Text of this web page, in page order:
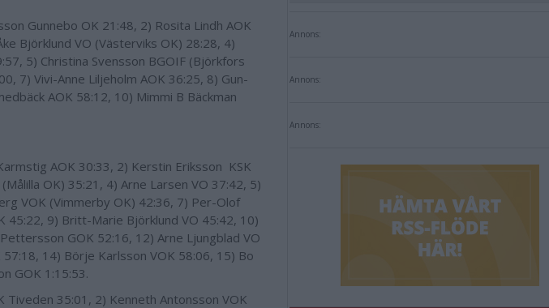
Gunnebo OK 21:48, 2) Rosita Lindh AOK
Björklund VO (Västerviks OK) 28:28, 4)
5) Christina Svensson BGOIF (Björkfors
7) Vivi-Anne Liljeholm AOK 36:25, 8) Gun-
AOK 58:12, 10) Mimmi B Bäckman
AOK 30:33, 2) Kerstin Eriksson KSK
OK) 35:21, 4) Arne Larsen VO 37:42, 5)
VOK (Vimmerby OK) 42:36, 7) Per-Olof
45:22, 9) Britt-Marie Björklund VO 45:42, 10)
GOK 52:16, 12) Arne Ljungblad VO
14) Börje Karlsson VOK 58:06, 15) Bo
GOK 1:15:53.
Tiveden 35:01, 2) Kenneth Antonsson VOK
Annons:
Annons:
Annons: